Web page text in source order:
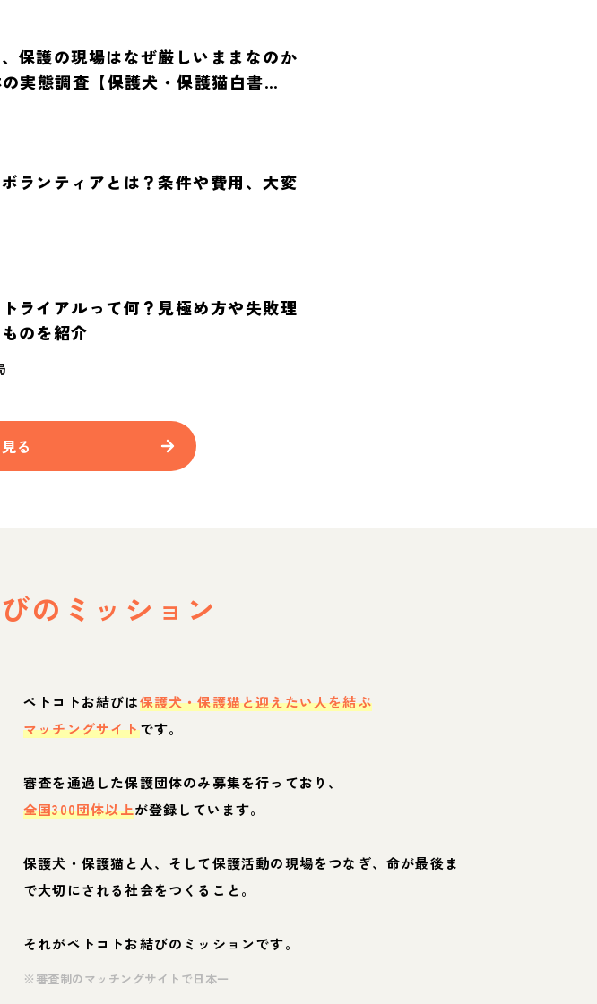
保護の現場はなぜ厳しいままなのか
の実態調査【保護犬・保護猫白書
ボランティアとは？条件や費用、大変
ライアルって何？見極め方や失敗理
のを紹介
る
の ミッション
ペトコトお結びは保護犬・保護猫と迎えたい人を結ぶ
マッチングサイトです。
審査を通過した保護団体のみ募集を行っており、
全国300団体以上が登録しています。
保護犬・保護猫と人、そして保護活動の現場をつなぎ、命が最後ま
で大切にされる社会をつくること。
それがペトコトお結びのミッションです。
※審査制のマッチングサイトで日本一